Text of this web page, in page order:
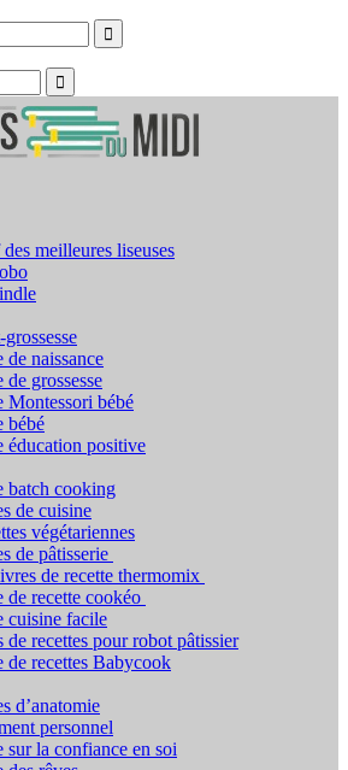
meilleures liseuses
de naissance
grossesse
Montessori bébé
bébé
éducation positive
batch cooking
de cuisine
végétariennes
de pâtisserie
de recette thermomix
de recette cookéo
cuisine facile
de recettes pour robot pâtissier
de recettes Babycook
d’anatomie
personnel
sur la confiance en soi